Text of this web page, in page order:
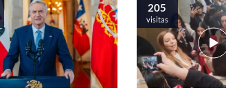
205
visitas